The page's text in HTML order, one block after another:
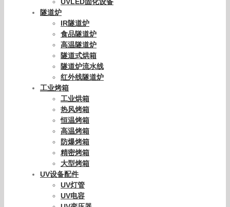
隧道炉
IR隧道炉
食品隧道炉
高温隧道炉
隧道式烘箱
隧道炉流水线
红外线隧道炉
工业烤箱
工业烘箱
热风烤箱
恒温烤箱
高温烤箱
防爆烤箱
精密烤箱
大型烤箱
UV设备配件
UV灯管
UV电容